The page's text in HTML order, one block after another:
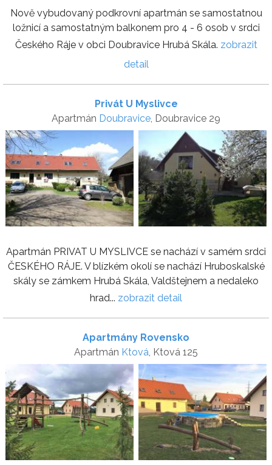
Nově vybudovaný podkrovní apartmán se samostatnou
ložnicí a samostatným balkonem pro 4 - 6 osob v srdci
Českého Ráje v obci Doubravice Hrubá Skála. zobrazit
detail
Privát U Myslivce
Apartmán Doubravice, Doubravice 29
Apartmán PRIVAT U MYSLIVCE se nachází v samém srdci
ČESKÉHO RÁJE. V blízkém okolí se nachází Hruboskalské
skály se zámkem Hrubá Skála, Valdštejnem a nedaleko
hrad... zobrazit detail
Apartmány Rovensko
Apartmán Ktová, Ktová 125